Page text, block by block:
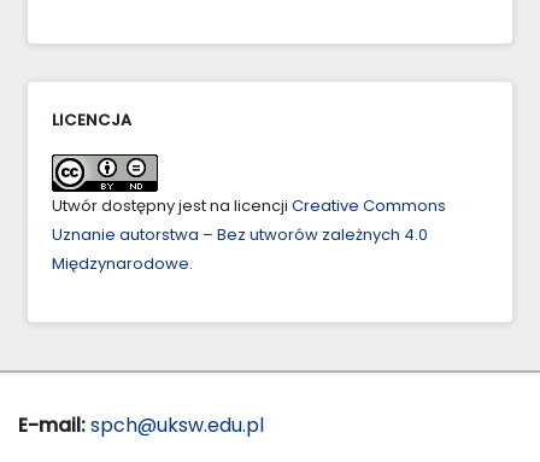
LICENCJA
Utwór dostępny jest na licencji Creative Commons
Uznanie autorstwa – Bez utworów zależnych 4.0
Międzynarodowe.
E-mail:spch@uksw.edu.pl